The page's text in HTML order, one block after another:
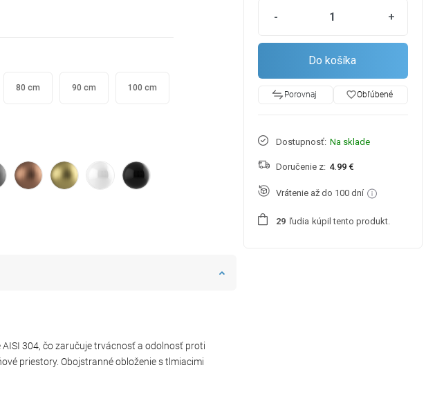
80 cm 90 cm 100 cm
304, čo zaručuje trvácnosť a odolnosť proti
priestory. Obojstranné obloženie s tlmiacimi
- +
Do košíka
Porovnaj favorite_borderObľúbené
Dostupnosť: Na sklade
Doručenie z: 4.99 €
Vrátenie až do 100 dní
29 ľudia kúpil tento produkt.